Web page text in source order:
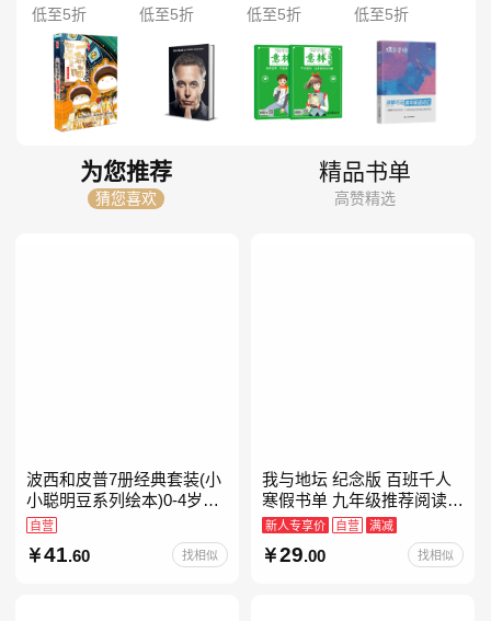
低至5折 低至5折 低至5折 低至5折
为您推荐
猜您喜欢
精品书单
高赞精选
波西和皮普7册经典套装(小
小聪明豆系列绘本)0-4岁低
幼启蒙情绪管理习惯养成绘
本，引导宝宝认识接纳情绪
培养好品质，发现快
自营
41 .60 找相似
我与地坛 纪念版 百班千人
寒假书单 九年级推荐阅读
当当自营
新人专享价 自营 满减
29.00 找相似